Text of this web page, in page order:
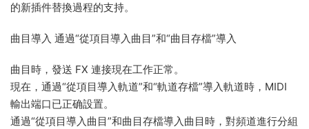
的新插件替換過程的支持。
曲目導入 通過“從項目導入曲目”和“曲目存檔”導入
曲目時，發送 FX 連接現在工作正常。
現在，通過“從項目導入軌道”和“軌道存檔”導入軌道時，MIDI
輸出端口已正确設置。
通過“從項目導入曲目”和曲目存檔導入曲目時，對頻道進行分組